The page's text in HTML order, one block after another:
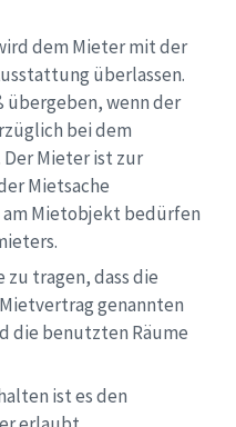
dem Mieter mit der
überlassen.
übergeben, wenn der
bei dem
Mieter ist zur
Mietsache
Mietobjekt bedürfen
zu tragen, dass die
genannten
die benutzten Räume
ist es den